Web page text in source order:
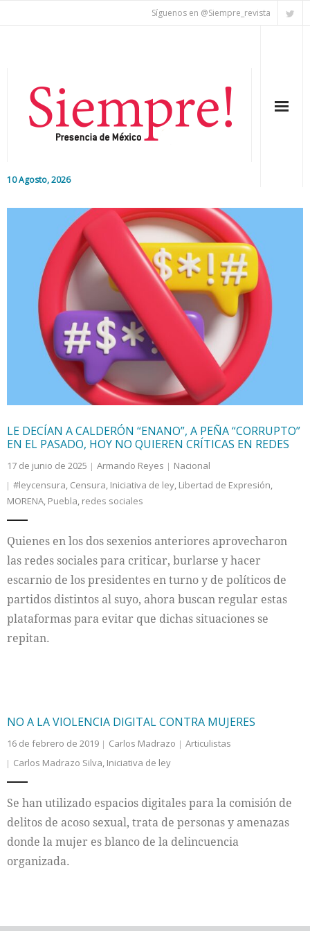
Síguenos en @Siempre_revista
10 Agosto, 2026
Editorial
Nacional
Colaboradores
Internacional
Cultura
LE DECÍAN A CALDERÓN “ENANO”, A PEÑA “CORRUPTO”
EN EL PASADO, HOY NO QUIEREN CRÍTICAS EN REDES
17 de junio de 2025 Armando Reyes
Nacional
#leycensura, Censura, Iniciativa de ley, Libertad de Expresión,
MORENA, Puebla, redes sociales
Quienes en los dos sexenios anteriores aprovecharon
las redes sociales para criticar, burlarse y hacer
escarnio de los presidentes en turno y de políticos de
partidos distintos al suyo, ahora buscan regular estas
plataformas para evitar que dichas situaciones se
repitan.
NO A LA VIOLENCIA DIGITAL CONTRA MUJERES
16 de febrero de 2019 Carlos Madrazo
Articulistas
Carlos Madrazo Silva, Iniciativa de ley
Se han utilizado espacios digitales para la comisión de
delitos de acoso sexual, trata de personas y amenazas
donde la mujer es blanco de la delincuencia
organizada.